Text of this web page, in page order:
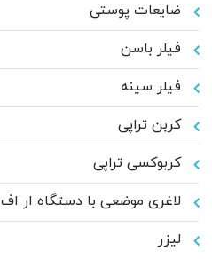
ضایعات پوستی
فیلر باسن
فیلر سینه
کربن تراپی
کربوکسی تراپی
لاغری موضعی با دستگاه ار اف
لیزر